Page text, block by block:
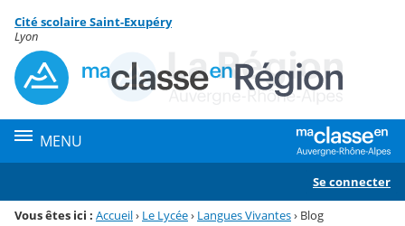
Menu de la rubrique
Contenu
Cité scolaire Saint-Exupéry
Lyon
MENU
Se connecter
Vous êtes ici : Accueil› Le Lycée› Langues Vivantes› Blog